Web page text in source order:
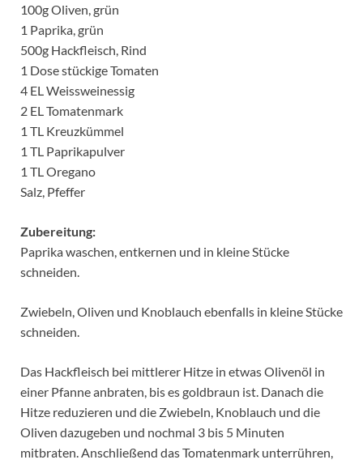
100g Oliven, grün
1 Paprika, grün
500g Hackfleisch, Rind
1 Dose stückige Tomaten
4 EL Weissweinessig
2 EL Tomatenmark
1 TL Kreuzkümmel
1 TL Paprikapulver
1 TL Oregano
Salz, Pfeffer
Zubereitung:
Paprika waschen, entkernen und in kleine Stücke
schneiden.
Zwiebeln, Oliven und Knoblauch ebenfalls in kleine Stücke
schneiden.
Das Hackfleisch bei mittlerer Hitze in etwas Olivenöl in
einer Pfanne anbraten, bis es goldbraun ist. Danach die
Hitze reduzieren und die Zwiebeln, Knoblauch und die
Oliven dazugeben und nochmal 3 bis 5 Minuten
mitbraten. Anschließend das Tomatenmark unterrühren,